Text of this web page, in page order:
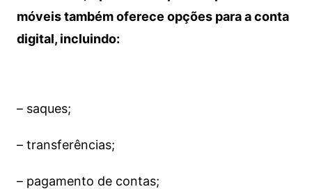
móveis também oferece opções para a conta
digital, incluindo:
– saques;
– transferências;
– pagamento de contas;